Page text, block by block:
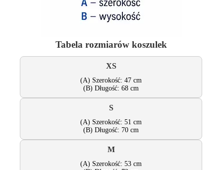
Tabela rozmiarów koszulek
XS
(A) Szerokość: 47 cm
(B) Długość: 68 cm
S
(A) Szerokość: 51 cm
(B) Długość: 70 cm
M
(A) Szerokość: 53 cm